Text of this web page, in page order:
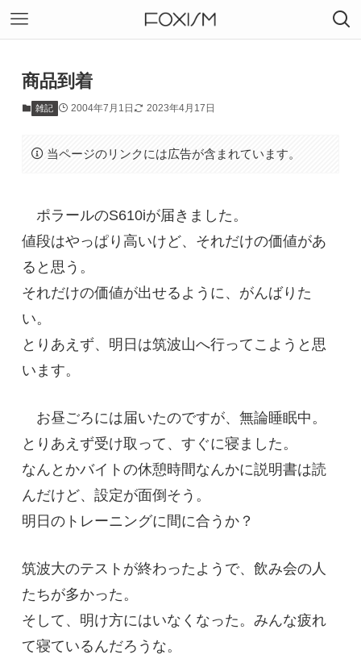
商品到着
雑記 2004年7月1日 2023年4月17日
当ページのリンクには広告が含まれています。
ポラールのS610iが届きました。
値段はやっぱり高いけど、それだけの価値があ
ると思う。
それだけの価値が出せるように、がんばりた
い。
とりあえず、明日は筑波山へ行ってこようと思
います。
お昼ごろには届いたのですが、無論睡眠中。
とりあえず受け取って、すぐに寝ました。
なんとかバイトの休憩時間なんかに説明書は読
んだけど、設定が面倒そう。
明日のトレーニングに間に合うか？
筑波大のテストが終わったようで、飲み会の人
たちが多かった。
そして、明け方にはいなくなった。みんな疲れ
て寝ているんだろうな。